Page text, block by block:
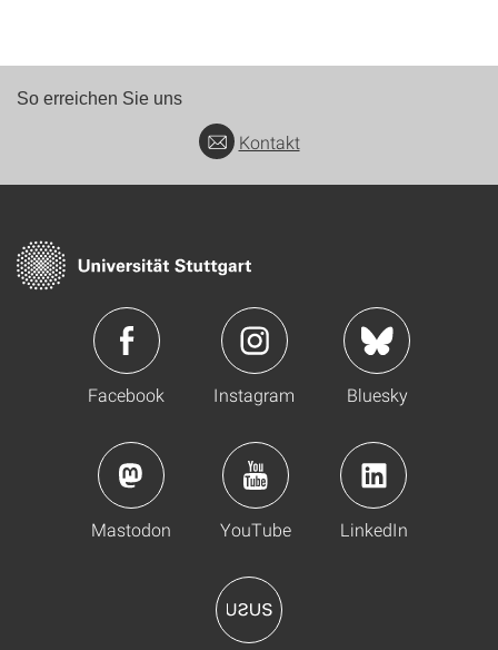
So erreichen Sie uns
Kontakt
Facebook Instagram Bluesky
Mastodon YouTube LinkedIn